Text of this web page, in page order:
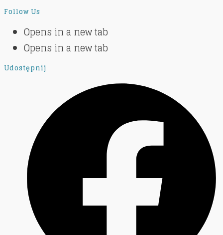
Follow Us
Opens in a new tab
Opens in a new tab
Udostępnij